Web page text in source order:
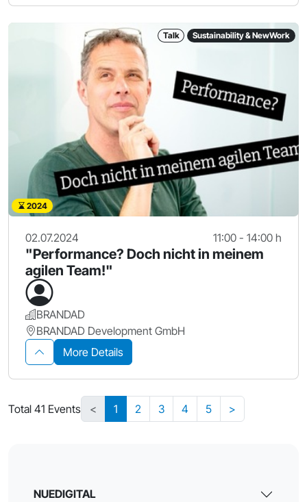
Talk Sustainability & NewWork
2024
02.07.2024 11:00 - 14:00 h
"Performance? Doch nicht in meinem
agilen Team!"
BRANDAD
BRANDAD Development GmbH
More Details
Total 41 Events < 1 2 3 4 5 >
NUEDIGITAL